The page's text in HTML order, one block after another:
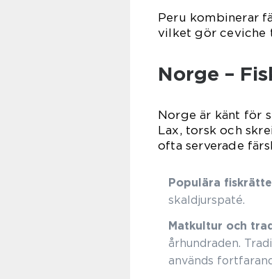
Peru kombinerar
vilket gör ceviche
Norge –
Norge är känt för
Lax, torsk och
ofta serverade
Populära
skaldjurspaté.
Matkultur och
århundraden.
används